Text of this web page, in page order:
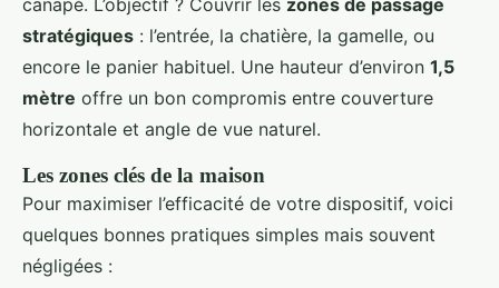
canapé. L’objectif ? Couvrir les zones de passage
stratégiques : l’entrée, la chatière, la gamelle, ou
encore le panier habituel. Une hauteur d’environ 1,5
mètre offre un bon compromis entre couverture
horizontale et angle de vue naturel.
Les zones clés de la maison
Pour maximiser l’efficacité de votre dispositif, voici
quelques bonnes pratiques simples mais souvent
négligées :